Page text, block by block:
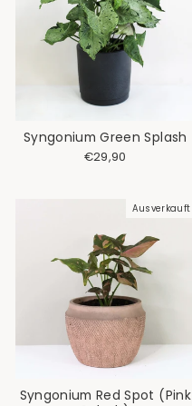
Syngonium Green Splash
€29,90
Ausverkauft
Syngonium Red Spot (Pink